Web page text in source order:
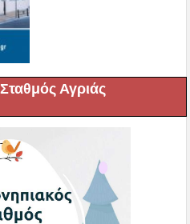
Αγριάς